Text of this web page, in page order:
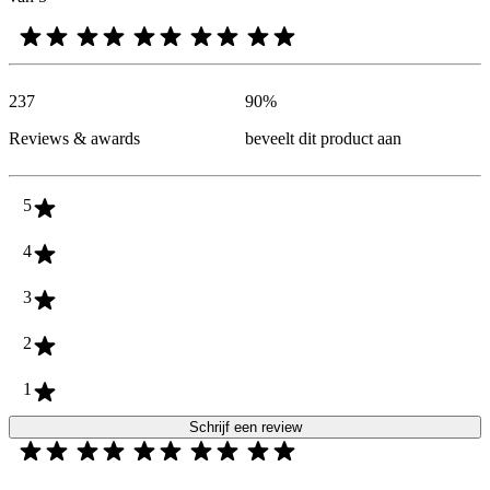
237
Reviews & awards
90%
beveelt dit product aan
5
4
3
2
1
Schrijf een review